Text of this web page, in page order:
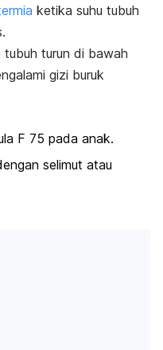
ketika suhu tubuh
tubuh turun di bawah
gizi buruk
F 75 pada anak.
selimut atau